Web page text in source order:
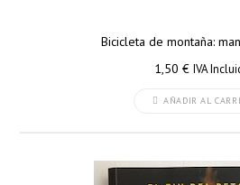
Bicicleta de montaña:
1,50 € IVA
AÑADIR AL